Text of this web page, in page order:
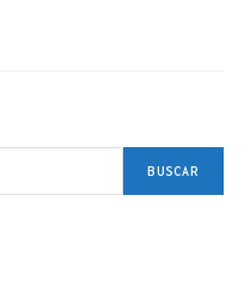
BUSCAR